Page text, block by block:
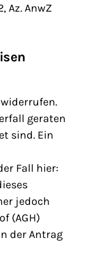
Az. AnwZ
geraten
sind. Ein
Fall hier:
jedoch
(AGH)
der Antrag